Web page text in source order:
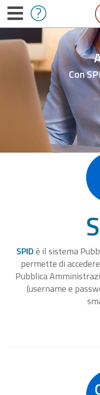
Con
SPIDè il sistema
permette di
Pubblica
(username e